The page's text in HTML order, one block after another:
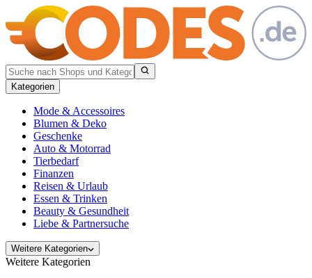
Kategorien
Mode & Accessoires
Blumen & Deko
Geschenke
Auto & Motorrad
Tierbedarf
Finanzen
Reisen & Urlaub
Essen & Trinken
Beauty & Gesundheit
Liebe & Partnersuche
Weitere Kategorien
Weitere Kategorien